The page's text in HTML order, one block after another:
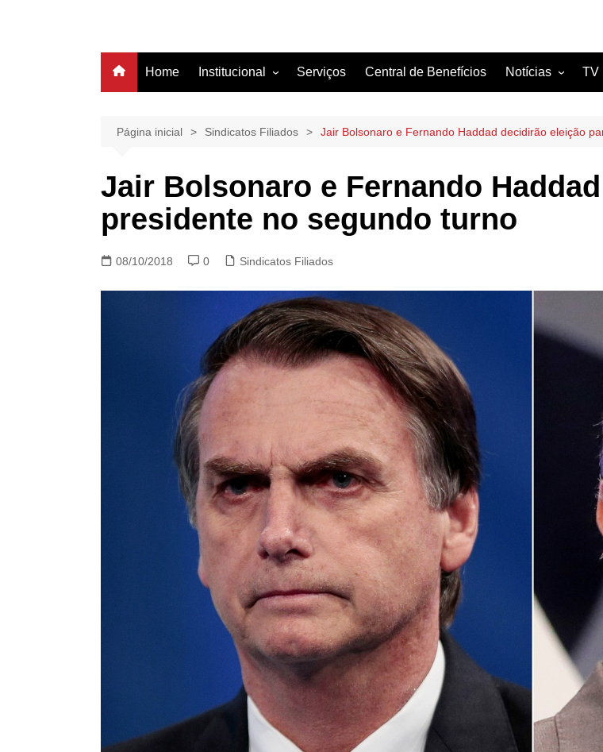
Home Institucional
Estrutura
Diretoria
Serviços Central de Benefícios Notícias
Artigos
TV
Página inicial Sindicatos Filiados Jair Bolsonaro e Fernando Haddad decidirão eleição
Jair Bolsonaro e Fernando
presidente no segundo turno
08/10/2018 0 Sindicatos Filiados